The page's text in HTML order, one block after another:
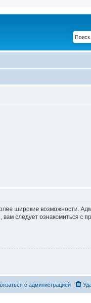
широкие возможности.
следует ознакомиться с
с администрацией